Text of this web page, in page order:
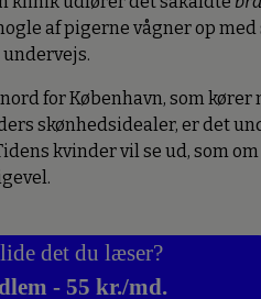
af pigerne vågner op
for København, som kører
skønhedsidealer, er det
kvinder vil se ud, som
det du læser?
- 55 kr./md.